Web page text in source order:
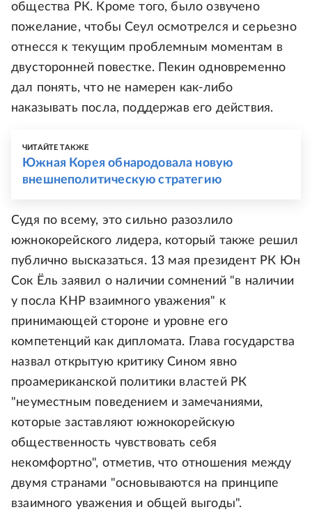
общества РК. Кроме того, было озвучено
пожелание, чтобы Сеул осмотрелся и серьезно
отнесся к текущим проблемным моментам в
двусторонней повестке. Пекин одновременно
дал понять, что не намерен как-либо
наказывать посла, поддержав его действия.
ЧИТАЙТЕ ТАКЖЕ
Южная Корея обнародовала новую
внешнеполитическую стратегию
Судя по всему, это сильно разозлило
южнокорейского лидера, который также решил
публично высказаться. 13 мая президент РК Юн
Сок Ёль заявил о наличии сомнений "в наличии
у посла КНР взаимного уважения" к
принимающей стороне и уровне его
компетенций как дипломата. Глава государства
назвал открытую критику Сином явно
проамериканской политики властей РК
"неуместным поведением и замечаниями,
которые заставляют южнокорейскую
общественность чувствовать себя
некомфортно", отметив, что отношения между
двумя странами "основываются на принципе
взаимного уважения и общей выгоды".